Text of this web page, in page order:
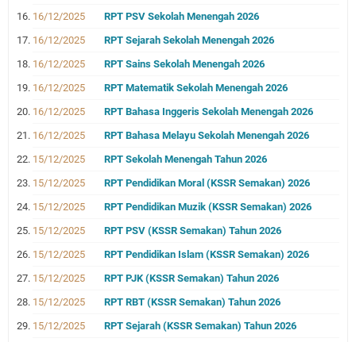
16/12/2025
RPT PSV Sekolah Menengah 2026
16/12/2025
RPT Sejarah Sekolah Menengah 2026
16/12/2025
RPT Sains Sekolah Menengah 2026
16/12/2025
RPT Matematik Sekolah Menengah 2026
16/12/2025
RPT Bahasa Inggeris Sekolah Menengah 2026
16/12/2025
RPT Bahasa Melayu Sekolah Menengah 2026
15/12/2025
RPT Sekolah Menengah Tahun 2026
15/12/2025
RPT Pendidikan Moral (KSSR Semakan) 2026
15/12/2025
RPT Pendidikan Muzik (KSSR Semakan) 2026
15/12/2025
RPT PSV (KSSR Semakan) Tahun 2026
15/12/2025
RPT Pendidikan Islam (KSSR Semakan) 2026
15/12/2025
RPT PJK (KSSR Semakan) Tahun 2026
15/12/2025
RPT RBT (KSSR Semakan) Tahun 2026
15/12/2025
RPT Sejarah (KSSR Semakan) Tahun 2026